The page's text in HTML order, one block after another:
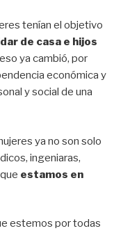
tenían el objetivo
de casa e hijos
ya cambió, por
económica y
y social de una
ya no son solo
ingeniaras,
estamos en
estemos por todas